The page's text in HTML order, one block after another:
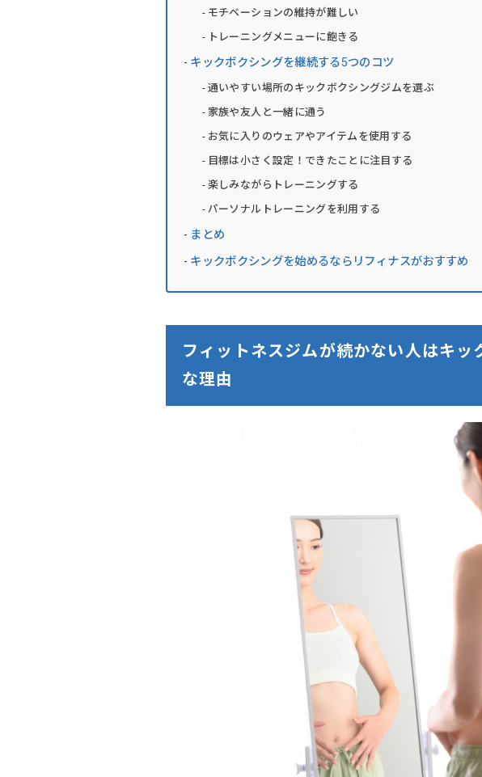
モチベーションの維持が難しい
トレーニングメニューに飽きる
キックボクシングを継続する5つのコツ
通いやすい場所のキックボクシングジムを選ぶ
家族や友人と一緒に通う
お気に入りのウェアやアイテムを使用する
目標は小さく設定！できたことに注目する
楽しみながらトレーニングする
パーソナルトレーニングを利用する
まとめ
キックボクシングを始めるならリフィナスがおすすめ
フィットネスジムが続かない人はキッ
な理由